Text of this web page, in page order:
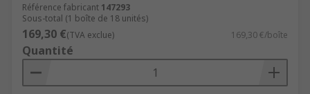
Référence fabricant 147293
Sous-total (1 boîte de 18 unités)
169,30 €(TVA exclue) 169,30 €/boîte
Quantité